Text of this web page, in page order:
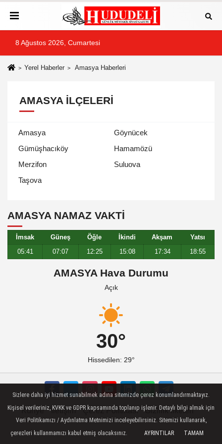
8 Ağustos 2026, Cumartesi
Yerel Haberler Amasya Haberleri
AMASYA İLÇELERI
Amasya
Göynücek
Gümüşhacıköy
Hamamözü
Merzifon
Suluova
Taşova
AMASYA NAMAZ VAKTİ
İmsak Güneş Öğle İkindi Akşam
Yatsı
05:41
07:07 12:25 15:08 17:34 18:55
AMASYA Hava Durumu
Açık
30°
Hissedilen: 29°
Künye İletişim Çerez Politikası Gizlilik İlkeleri
Sizlere daha iyi hizmet sunabilmek adına sitemizde çerez konumlandırmaktayız.
Kişisel verileriniz, KVKK ve GDPR kapsamında toplanıp işlenir. Detaylı bilgi almak için
Veri Politikamızı / Aydınlatma Metnimizi inceleyebilirsiniz. Sitemizi kullanarak,
çerezleri kullanmamızı kabul etmiş olacaksınız.
AYRINTILAR TAMAM